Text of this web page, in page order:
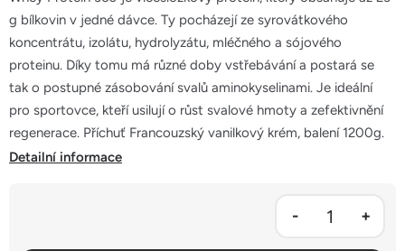
g bílkovin v jedné dávce. Ty pocházejí ze syrovátkového
koncentrátu, izolátu, hydrolyzátu, mléčného a sójového
proteinu. Díky tomu má různé doby vstřebávání a postará se
tak o postupné zásobování svalů aminokyselinami. Je ideální
pro sportovce, kteří usilují o růst svalové hmoty a zefektivnění
regenerace. Příchuť Francouzský vanilkový krém, balení 1200g.
Detailní informace